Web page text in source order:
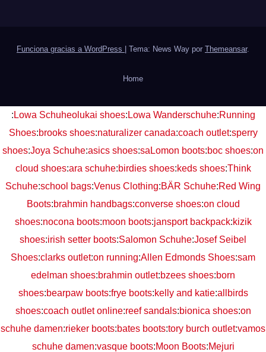
Funciona gracias a WordPress Tema: News Way por Themeansar.
Home
: Lowa Schuheolukai shoes: Lowa Wanderschuhe:Running
Shoes:brooks shoes:naturalizer canada:coach outlet:sperry
shoes:Joya Schuhe:asics shoes:saLomon boots:boc shoes:on
cloud shoes:ara schuhe:birdies shoes:keds shoes:Think
Schuhe:school bags:Venus Clothing:BÄR Schuhe:Red Wing
Boots:brahmin handbags:converse shoes:on cloud
shoes:nocona boots:moon boots:jansport backpack:kizik
shoes:irish setter boots:Salomon Schuhe:Josef Seibel
Shoes:clarks outlet:on running:Allen Edmonds Shoes:sam
edelman shoes:brahmin outlet:bzees shoes:born
shoes:bearpaw boots:frye boots:kelly and katie:allbirds
shoes:coach outlet online:reef sandals:bionica shoes:on
schuhe damen:rieker boots:bates boots:tory burch outlet:vamos
schuhe damen:vasque boots:Moon Boots:Mejuri